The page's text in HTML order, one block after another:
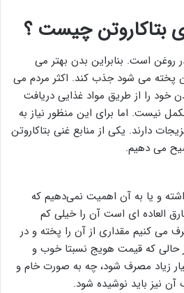
بتاکاروتن چیست ؟
روغن است. بنابراین بدن بهتر می
پخته می شود جذب کند. اکثر مردم می
خود را از طریق مواد غذایی دریافت
نیست. اما برای این منظور نیاز به
دارند. یکی از منابع غنی بتاکاروتن
می دهیم.
و یا به آن اهمیت نمی‌دهیم که
العاده ای است آن را خیلی کم
می کنیم مقداری از آن را پخته و در
حالی که قیمت هویج نسبتا خوب و
زیاد مصرف شود، چه به صورت خام و
نیز باید نوشیده شود.